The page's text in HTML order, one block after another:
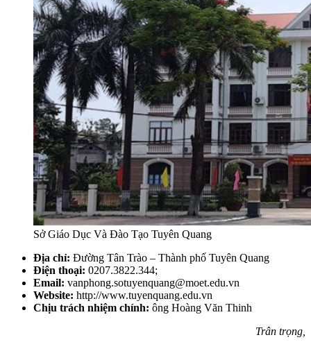
Sở Giáo Dục Và Đào Tạo Tuyên Quang
Địa chỉ: Đường Tân Trào – Thành phố Tuyên Quang
Điện thoại: 0207.3822.344;
Email: vanphong.sotuyenquang@moet.edu.vn
Website: http://www.tuyenquang.edu.vn
Chịu trách nhiệm chính: ông Hoàng Văn Thinh
Trân trọng,